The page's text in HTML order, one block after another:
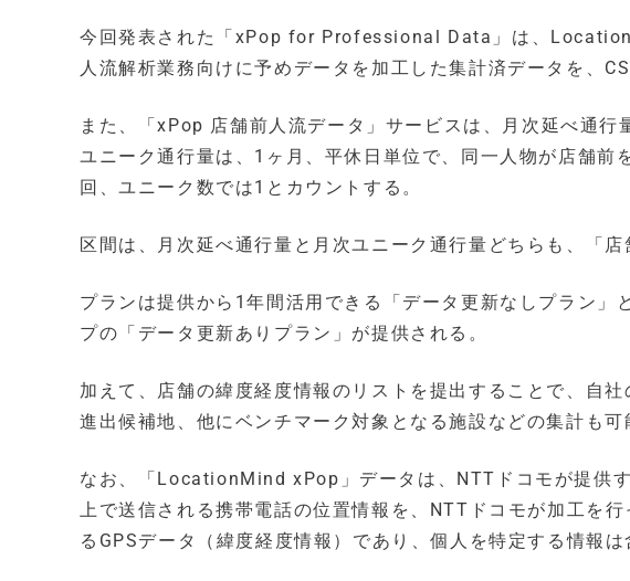
今回発表された「xPop for Professional Data」は、
人流解析業務向けに予めデータを加工した集計済データを、
また、「xPop 店舗前人流データ」サービスは、月次延べ通
ユニーク通行量は、1ヶ月、平休日単位で、同一人物が店舗前
回、ユニーク数では1とカウントする。
区間は、月次延べ通行量と月次ユニーク通行量どちらも、「
プランは提供から1年間活用できる「データ更新なしプラン」
プの「データ更新ありプラン」が提供される。
加えて、店舗の緯度経度情報のリストを提出することで、自
進出候補地、他にベンチマーク対象となる施設などの集計も可
なお、「LocationMind xPop」データは、NTTドコモが提供
上で送信される携帯電話の位置情報を、NTTドコモが加工を
るGPSデータ（緯度経度情報）であり、個人を特定する情報は